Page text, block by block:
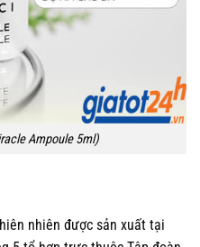
Ampoule 5ml)
nhiên được sản xuất tại